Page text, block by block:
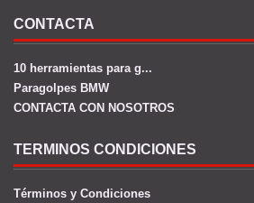
CONTACTA
10 herramientas para g...
Paragolpes BMW
CONTACTA CON NOSOTROS
TERMINOS CONDICIONES
Términos y Condiciones